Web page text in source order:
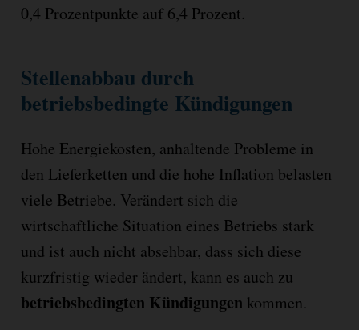
0,4 Prozentpunkte auf 6,4 Prozent.
Stellenabbau durch
betriebsbedingte Kündigungen
Hohe Energiekosten, anhaltende Probleme in
den Lieferketten und die hohe Inflation belasten
viele Betriebe. Verändert sich die
wirtschaftliche Situation eines Betriebs stark
und ist auch nicht absehbar, dass sich diese
kurzfristig wieder ändert, kann es auch zu
betriebsbedingten Kündigungen kommen.